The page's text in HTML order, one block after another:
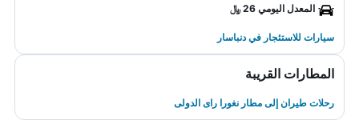
المعدل اليومي 26 ﷼
سيارات للاستئجار في دنباسار
المطارات القريبة
رحلات طيران إلى مطار نغورا راى الدولى